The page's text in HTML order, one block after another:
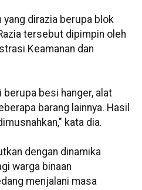
yang dirazia berupa blok
tersebut dipimpin oleh
Keamanan dan
besi hanger, alat
barang lainnya. Hasil
kata dia.
dengan dinamika
warga binaan
menjalani masa